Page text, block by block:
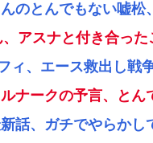
のとんでもない嘘松
、アスナと付き合っ
ィ、エース救出し戦
ナークの予言、と
話、ガチでやらか